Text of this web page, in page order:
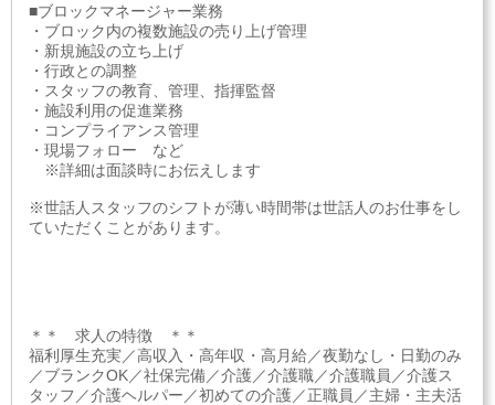
■ブロックマネージャー業務
・ブロック内の複数施設の売り上げ管理
・新規施設の立ち上げ
・行政との調整
・スタッフの教育、管理、指揮監督
・施設利用の促進業務
・コンプライアンス管理
・現場フォロー など
※詳細は面談時にお伝えします
※世話人スタッフのシフトが薄い時間帯は世話人のお仕事をし
ていただくことがあります。
＊＊ 求人の特徴 ＊＊
福利厚生充実／高収入・高年収・高月給／夜勤なし・日勤のみ
／ブランクOK／社保完備／介護／介護職／介護職員／介護ス
タッフ／介護ヘルパー／初めての介護／正職員／主婦・主夫活